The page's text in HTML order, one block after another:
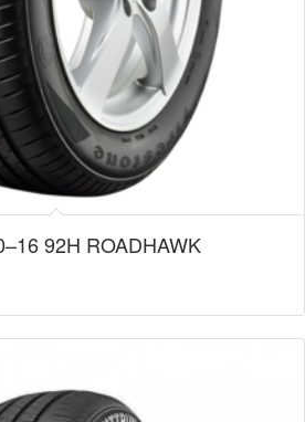
92H ROADHAWK